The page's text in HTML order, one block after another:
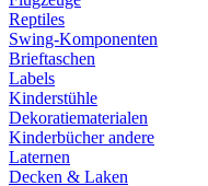
Reptiles
Swing-Komponenten
Brieftaschen
Labels
Kinderstühle
Dekoratiematerialen
Kinderbücher andere
Laternen
Decken & Laken